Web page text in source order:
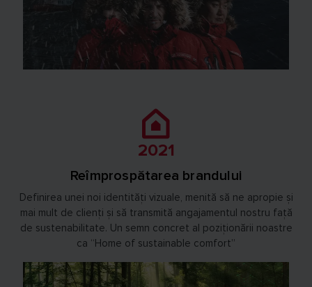
2021
Reîmprospătarea brandului
Definirea unei noi identități vizuale, menită să ne apropie și
mai mult de clienți și să transmită angajamentul nostru față
de sustenabilitate. Un semn concret al poziționării noastre
ca “Home of sustainable comfort”